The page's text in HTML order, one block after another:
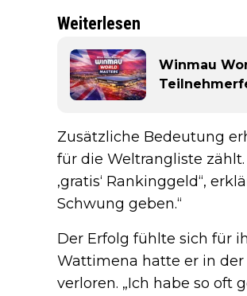
Weiterlesen
Winmau
Zusätzliche Bedeutung
für die Weltrangliste
‚gratis‘ Rankinggeld“,
Schwung geben.“
Der Erfolg fühlte sich für
Wattimena hatte er in
verloren. „Ich habe so oft